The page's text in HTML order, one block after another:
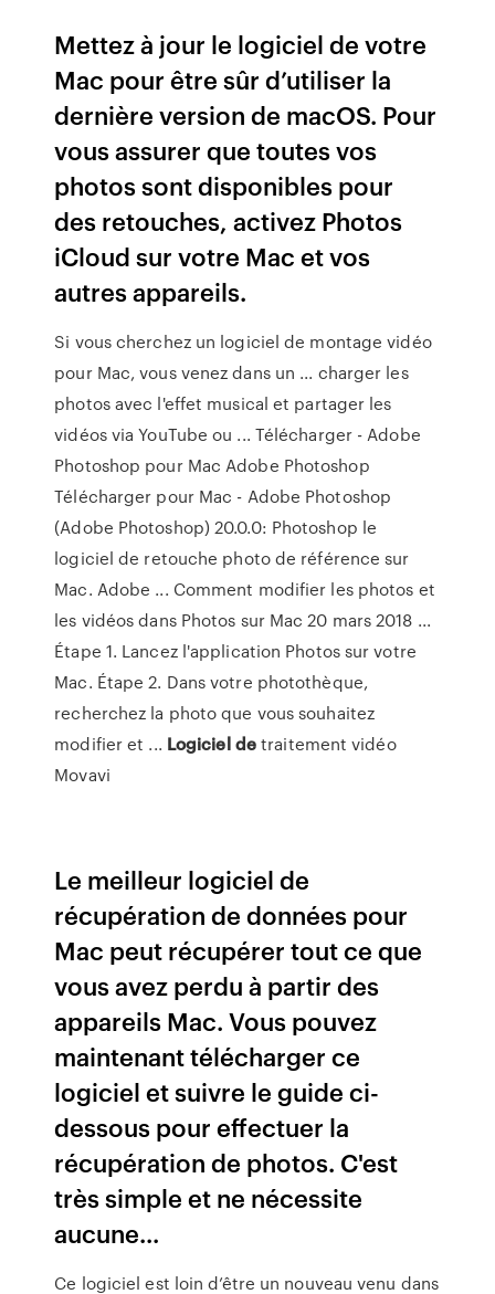
Mettez à jour le logiciel de votre
Mac pour être sûr d’utiliser la
dernière version de macOS. Pour
vous assurer que toutes vos
photos sont disponibles pour
des retouches, activez Photos
iCloud sur votre Mac et vos
autres appareils.
Si vous cherchez un logiciel de montage vidéo
pour Mac, vous venez dans un ... charger les
photos avec l'effet musical et partager les
vidéos via YouTube ou ... Télécharger - Adobe
Photoshop pour Mac Adobe Photoshop
Télécharger pour Mac - Adobe Photoshop
(Adobe Photoshop) 20.0.0: Photoshop le
logiciel de retouche photo de référence sur
Mac. Adobe ... Comment modifier les photos et
les vidéos dans Photos sur Mac 20 mars 2018 ...
Étape 1. Lancez l'application Photos sur votre
Mac. Étape 2. Dans votre photothèque,
recherchez la photo que vous souhaitez
modifier et ... Logiciel detraitement vidéo
Movavi
Le meilleur logiciel de
récupération de données pour
Mac peut récupérer tout ce que
vous avez perdu à partir des
appareils Mac. Vous pouvez
maintenant télécharger ce
logiciel et suivre le guide ci-
dessous pour effectuer la
récupération de photos. C'est
très simple et ne nécessite
aucune...
Ce logiciel est loin d’être un nouveau venu dans